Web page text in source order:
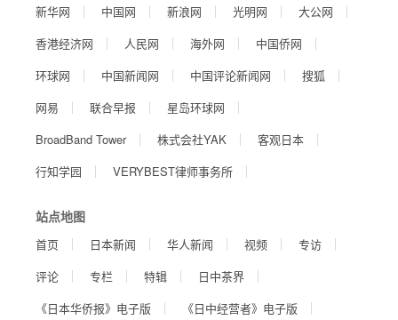
新华网 中国网 新浪网 光明网
大公网
香港经济网
人民网 海外网
中国侨网
环球网
中国新闻网 中国评论新闻网
搜狐
网易
联合早报
星岛环球网
BroadBand Tower
株式会社YAK
客观日本
行知学园
VERYBEST律师事务所
站点地图
首页 日本新闻 华人新闻 视频
专访
评论
专栏 特辑
日中茶界
《日本华侨报》电子版
《日中经营者》电子版